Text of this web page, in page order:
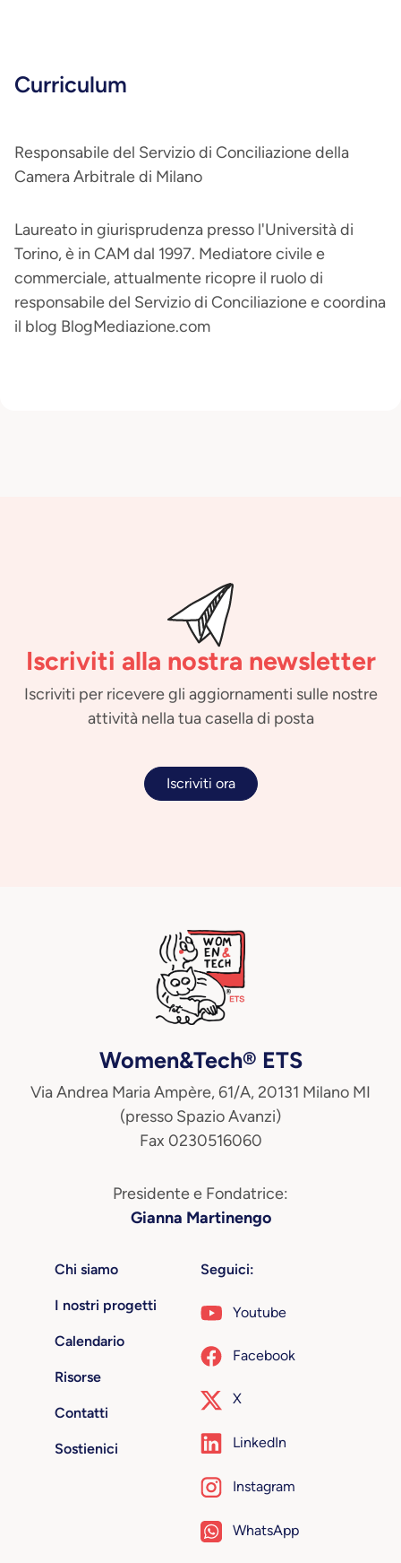
Curriculum
Responsabile del Servizio di Conciliazione della
Camera Arbitrale di Milano
Laureato in giurisprudenza presso l'Università di
Torino, è in CAM dal 1997. Mediatore civile e
commerciale, attualmente ricopre il ruolo di
responsabile del Servizio di Conciliazione e coordina
il blog BlogMediazione.com
Iscriviti alla nostra newsletter
Iscriviti per ricevere gli aggiornamenti sulle nostre
attività nella tua casella di posta
Iscriviti ora
Women&Tech® ETS
Via Andrea Maria Ampère, 61/A, 20131 Milano MI
(presso Spazio Avanzi)
Fax 0230516060
Presidente e Fondatrice:
Gianna Martinengo
Chi siamo
I nostri progetti
Calendario
Risorse
Contatti
Sostienici
Seguici:
Youtube
Facebook
X
LinkedIn
Instagram
WhatsApp